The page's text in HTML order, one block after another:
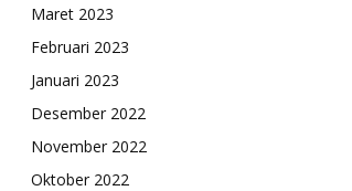
Maret 2023
Februari 2023
Januari 2023
Desember 2022
November 2022
Oktober 2022